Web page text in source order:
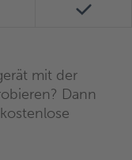
mit der
Dann